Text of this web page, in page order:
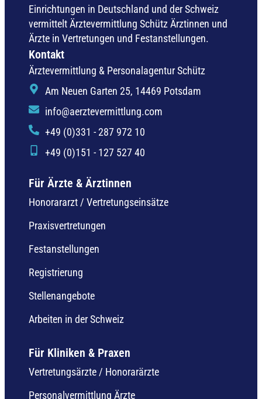
Einrichtungen in Deutschland und der Schweiz
vermittelt Ärztevermittlung Schütz Ärztinnen und
Ärzte in Vertretungen und Festanstellungen.
Für Ärzte & Ärztinnen
Honorararzt / Vertretungseinsätze
Praxisvertretungen
Festanstellungen
Registrierung
Stellenangebote
Arbeiten in der Schweiz
Für Kliniken & Praxen
Vertretungsärzte / Honorarärzte
Personalvermittlung Ärzte
Kontakt
Ärztevermittlung & Personalagentur Schütz
Am Neuen Garten 25, 14469 Potsdam
info@aerztevermittlung.com
+49 (0)331 - 287 972 10
+49 (0)151 - 127 527 40